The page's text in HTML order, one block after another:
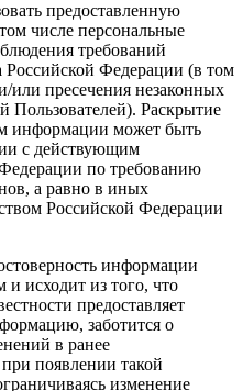
предоставленную
числе персональные
требований
Российской Федерации (в том
или пресечения незаконных
Пользователей). Раскрытие
информации может быть
с действующим
по требованию
а равно в иных
Российской Федерации
информации
и исходит из того, что
предоставляет
заботится о
в ранее
появлении такой
изменение